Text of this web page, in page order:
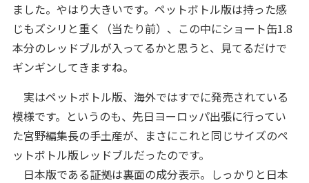
ました。やはり大きいです。ペットボトル版は持った感
じもズシリと重く（当たり前）、この中にショート缶1.8
本分のレッドブルが入ってるかと思うと、見てるだけで
ギンギンしてきますね。
実はペットボトル版、海外ではすでに発売されている
模様です。というのも、先日ヨーロッパ出張に行ってい
た宮野編集長の手土産が、まさにこれと同じサイズのペ
ットボトル版レッドブルだったのです。
日本版である証拠は裏面の成分表示。しっかりと日本